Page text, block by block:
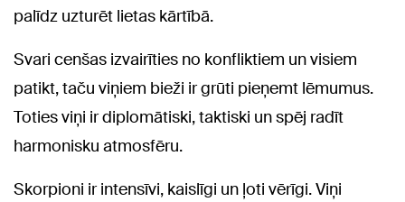
palīdz uzturēt lietas kārtībā.
Svari cenšas izvairīties no konfliktiem un visiem
patikt, taču viņiem bieži ir grūti pieņemt lēmumus.
Toties viņi ir diplomātiski, taktiski un spēj radīt
harmonisku atmosfēru.
Skorpioni ir intensīvi, kaislīgi un ļoti vērīgi. Viņi